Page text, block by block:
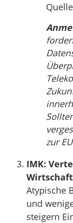
zur
IMK:
Wirtschaft
Atypische
und
steigern